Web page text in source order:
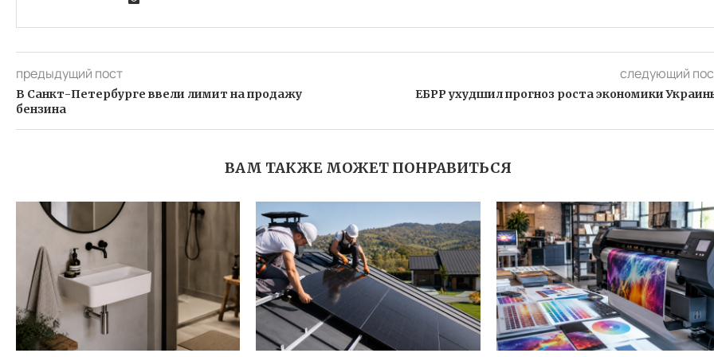
предыдущий пост
В Санкт-Петербурге ввели лимит на продажу
бензина
следующий
ЕБРР ухудшил прогноз роста экономики
ВАМ ТАКЖЕ МОЖЕТ ПОНРАВИТЬСЯ